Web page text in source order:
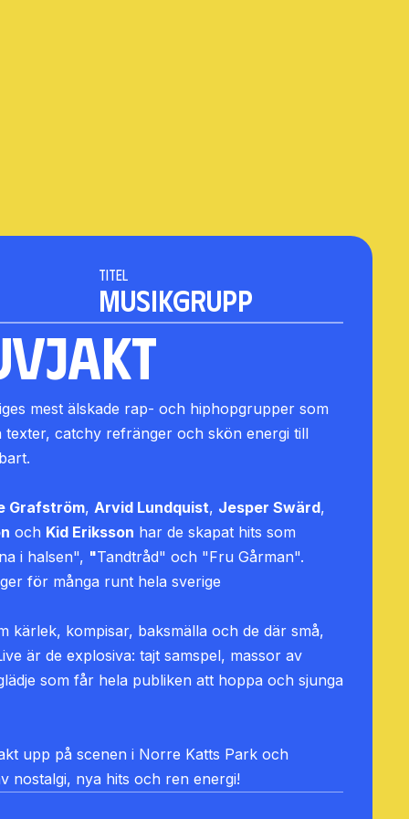
Titel
MUSIKGRUPP
mest älskade rap- och hiphopgrupper som
texter, catchy refränger och skön energi till
Grafström, Arvid Lundquist, Jesper Swärd,
och Kid Eriksson har de skapat hits som
i halsen", "Tandtråd" och "Fru Gårman".
för många runt hela sverige
kärlek, kompisar, baksmälla och de där små,
är de explosiva: tajt samspel, massor av
som får hela publiken att hoppa och sjunga
upp på scenen i Norre Katts Park och
nostalgi, nya hits och ren energi!